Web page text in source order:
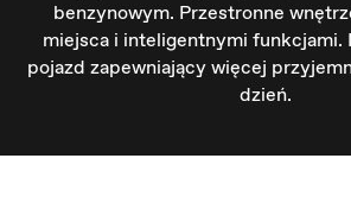
benzynowym. Przestronne
miejsca i inteligentnymi funkcjami.
pojazd zapewniający więcej
dzień.